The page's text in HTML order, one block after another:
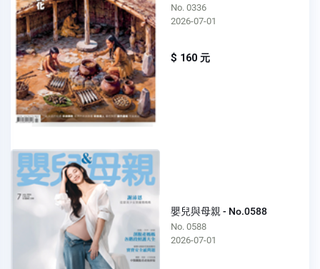
No. 0336
2026-07-01
$ 160 元
嬰兒與母親 - No.0588
No. 0588
2026-07-01